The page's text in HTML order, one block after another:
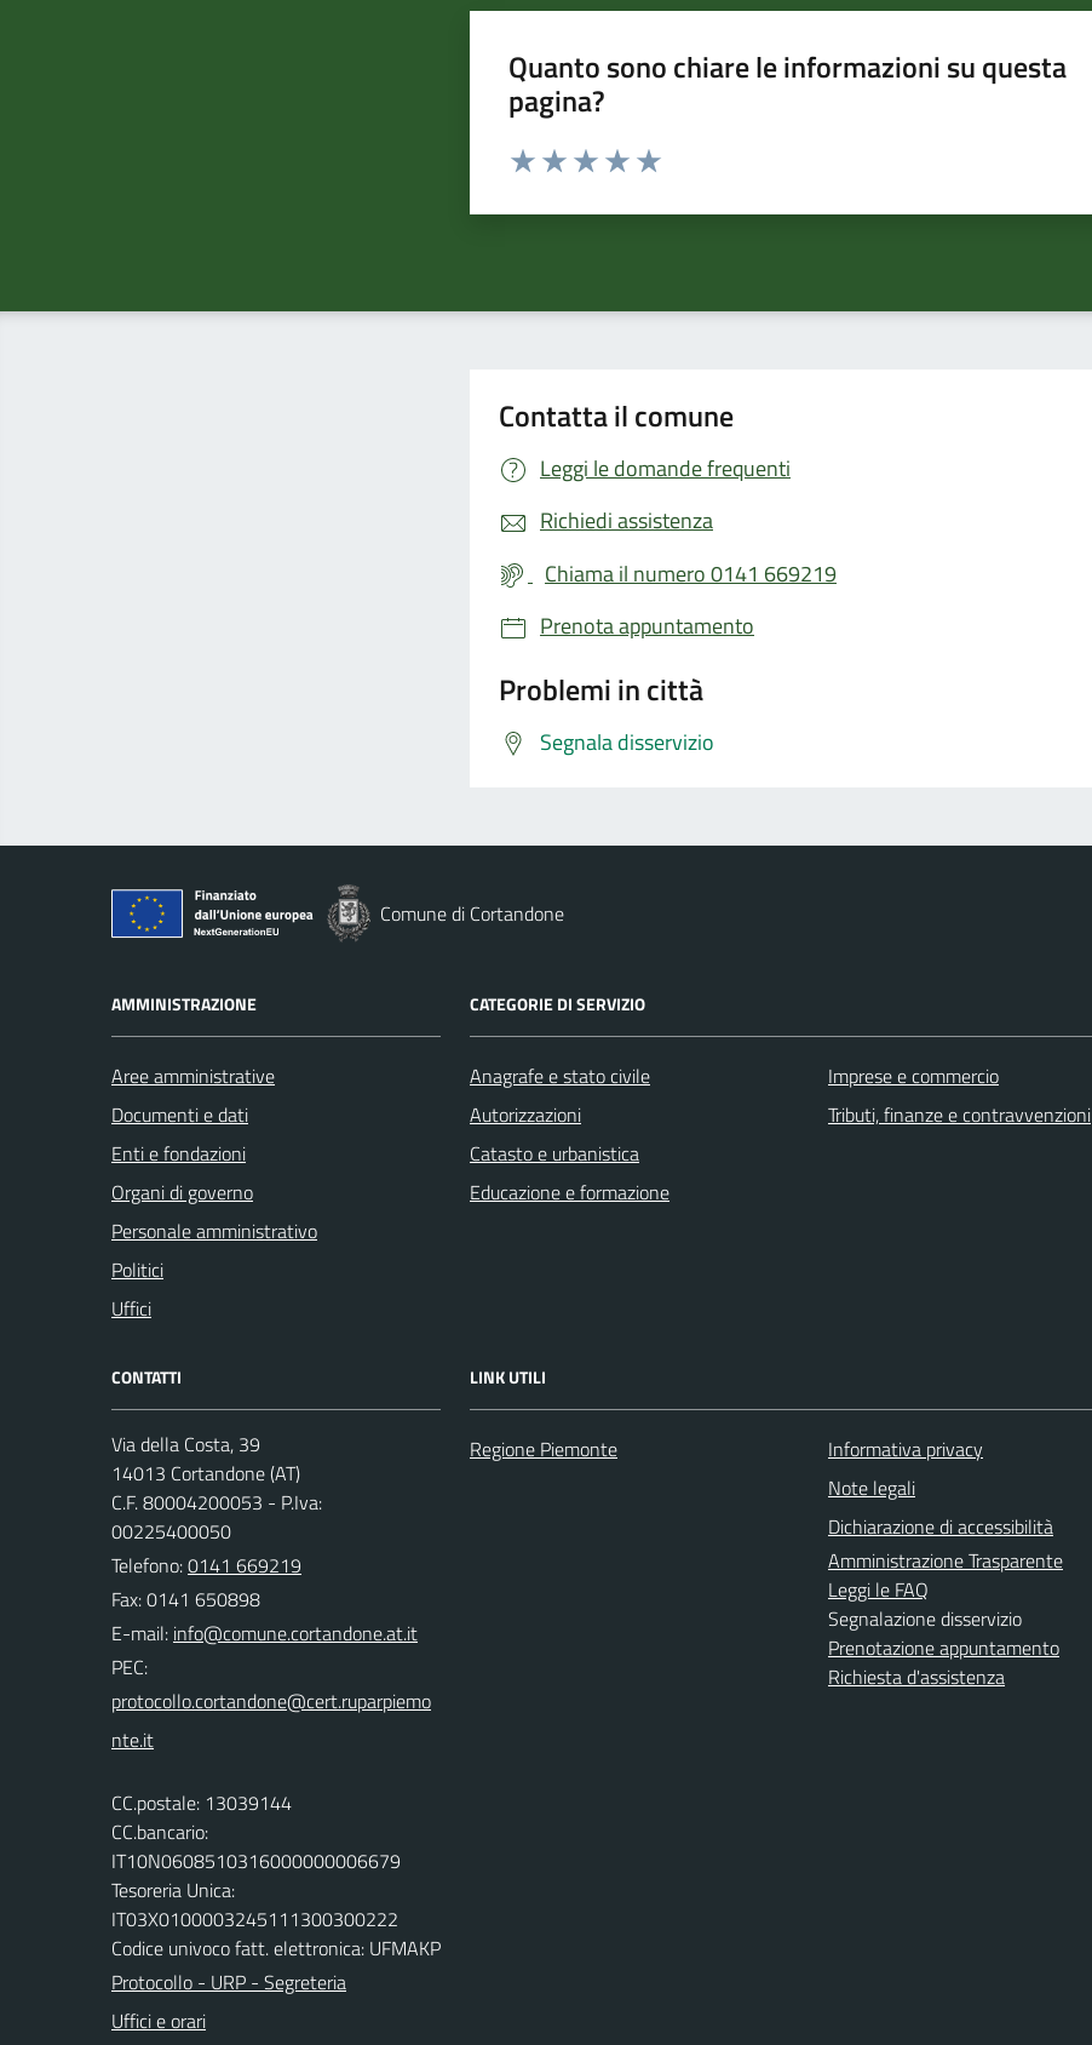
Quanto sono chiare le informazioni su questa
pagina?
Valuta da 1 a 5 stelle la pagina
Contatta il comune
Leggi le domande frequenti
Richiedi assistenza
Chiama il numero 0141 669219
Prenota appuntamento
Problemi in città
Segnala disservizio
Comune di Cortandone
AMMINISTRAZIONE
Aree amministrative
Documenti e dati
Enti e fondazioni
Organi di governo
Personale amministrativo
Politici
Uffici
CATEGORIE DI SERVIZIO
Anagrafe e stato civile
Autorizzazioni
Catasto e urbanistica
Educazione e formazione
Imprese e commercio
Tributi, finanze e contravvenzioni
CONTATTI
Via della Costa, 39
14013 Cortandone (AT)
C.F. 80004200053 - P.Iva:
00225400050
Telefono:0141 669219
Fax: 0141 650898
E-mail:
PEC:
CC.postale: 13039144
CC.bancario:
IT10N0608510316000000006679
Tesoreria Unica:
IT03X0100003245111300300222
Codice univoco fatt. elettronica: UFMAKP
Protocollo - URP - Segreteria
Uffici e orari
LINK UTILI
Regione Piemonte
Informativa privacy
Note legali
Dichiarazione di accessibilità
Amministrazione Trasparente
Leggi le FAQ
Segnalazione disservizio
Prenotazione appuntamento
Richiesta d'assistenza